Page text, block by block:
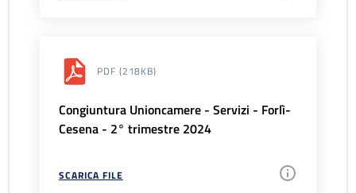
PDF (218KB)
Congiuntura Unioncamere - Servizi - Forlì-
Cesena - 2° trimestre 2024
SCARICA FILE